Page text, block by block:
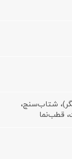
شتاب‌سنج،
قطب‌نما